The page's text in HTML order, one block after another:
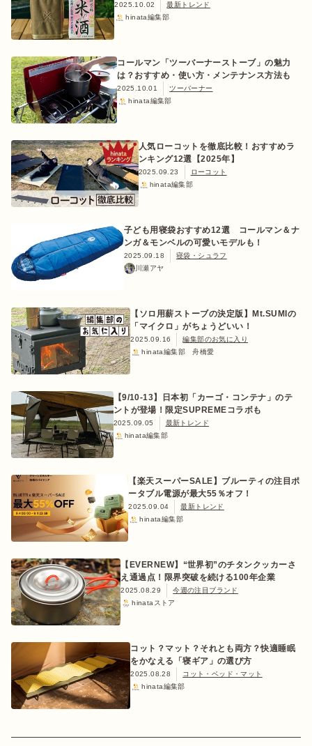
2025.10.02
最新トレンド
hinata編集部
コールマン「ツーバーナーストーブ」の魅力
は？おすすめ・使い方・メンテナンス方法も
2025.10.01
ツーバーナー
hinata編集部
人気ローコットを徹底比較！おすすめラ
ンキング12選【2025年】
2025.09.23
ローコット
hinata編集部
子ども用寝袋おすすめ12選 コールマン＆ナ
ンガ＆モンベルの可愛いモデルも！
2025.09.18
寝袋・シュラフ
川瀬アヤ
【ソロ用薪ストーブの決定版】Mt.SUMIの
「マイクロ」がちょうどいい！
2025.09.16
編集部のお気に入り
hinata編集部 舟橋愛
【9/10-13】日本初「カーゴ・コンテナ」のテ
ントが登場！限定SUPREMEコラボも
2025.09.05
最新トレンド
hinata編集部
【楽天スーパーSALE】ブルーティの注目ポ
ータブル電源が最大55％オフ！
2025.09.04
最新トレンド
hinata編集部
【EVERNEW】“世界初”のチタンクッカーさ
え通過点！限界突破を続ける100年企業
2025.08.29
今週の注目ブランド
hinataストア
コット？マット？それとも両方？快適睡眠
をかなえる「寝ギア」の選び方
2025.08.28
コット・ベッド・マット
hinata編集部